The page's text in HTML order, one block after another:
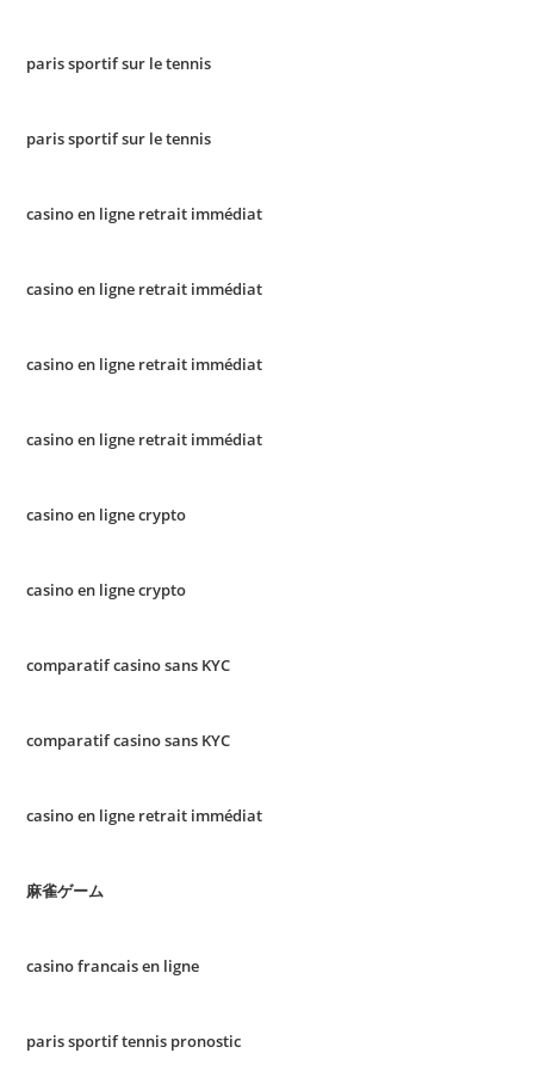
paris sportif sur le tennis
paris sportif sur le tennis
casino en ligne retrait immédiat
casino en ligne retrait immédiat
casino en ligne retrait immédiat
casino en ligne retrait immédiat
casino en ligne crypto
casino en ligne crypto
comparatif casino sans KYC
comparatif casino sans KYC
casino en ligne retrait immédiat
麻雀ゲーム
casino francais en ligne
paris sportif tennis pronostic